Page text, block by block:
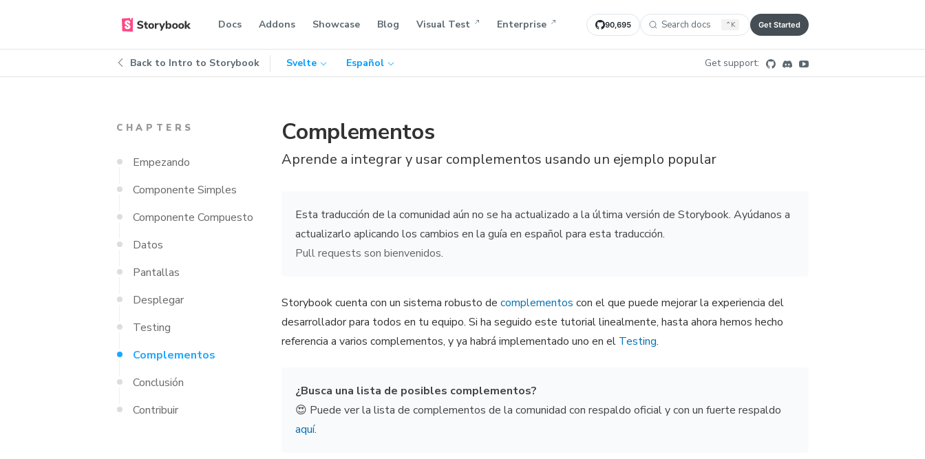
Docs Addons Showcase Blog Visual Test Enterprise 90,695 Search docs ⌃ K Get Started
Back to Intro to Storybook Svelte Español Get support:
CHAPTERS
Empezando
Componente Simples
Componente Compuesto
Datos
Pantallas
Desplegar
Testing
Complementos
Conclusión
Contribuir
Complementos
Aprende a integrar y usar complementos usando un ejemplo popular
Esta traducción de la comunidad aún no se ha actualizado a la última versión de Storybook. Ayúdanos a
actualizarlo aplicando los cambios en la guía en español para esta traducción.
Pull requests son bienvenidos.
Storybook cuenta con un sistema robusto decomplementos con el que puede mejorar la experiencia del
desarrollador para todos en tu equipo. Si ha seguido este tutorial linealmente, hasta ahora hemos hecho
referencia a varios complementos, y ya habrá implementado uno en el Testing.
¿Busca una lista de posibles complementos?
😍 Puede ver la lista de complementos de la comunidad con respaldo oficial y con un fuerte respaldo
aquí.